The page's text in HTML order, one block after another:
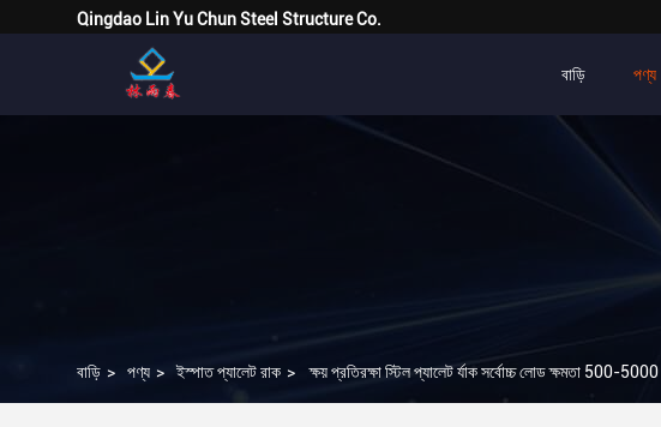
Qingdao Lin Yu Chun Steel Structure Co.
বাড়ি পণ্য
বাড়ি > পণ্য > ইস্পাত প্যালেট রাক > ক্ষয় প্রতিরক্ষা স্টিল প্যালেট র্যাক সর্বোচ্চ লোড ক্ষমতা 500-